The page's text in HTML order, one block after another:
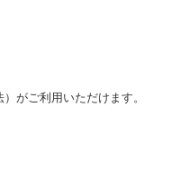
がご利用いただけます。